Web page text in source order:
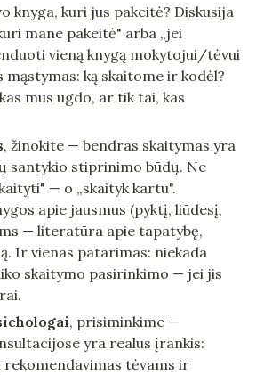
knyga, kuri jus pakeitė? Diskusija
mane pakeitė" arba „jei
vieną knygą mokytojui/tėvui
ką skaitome ir kodėl?
mus ugdo, ar tik tai, kas
, žinokite — bendras skaitymas yra
santykio stiprinimo būdų. Ne
— o „skaityk kartu".
apie jausmus (pyktį, liūdesį,
— literatūra apie tapatybę,
Ir vienas patarimas: niekada
skaitymo pasirinkimo — jei jis
, prisiminkime —
yra realus įrankis:
tėvams ir